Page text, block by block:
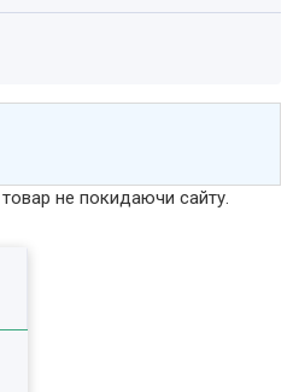
товар не покидаючи сайту.